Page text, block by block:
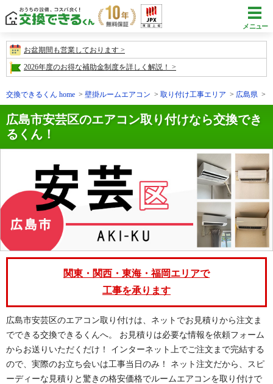
メニュー
お盆期間も営業しております
2026年度のお得な補助金制度を詳しく解説！
交換できるくん home 壁掛ルームエアコン 取り付け工事エリア 広島県
広島市安芸区のエアコン取り付けなら交換でき
るくん！
関東・関西・東海・福岡エリアで
工事を承ります
広島市安芸区のエアコン取り付けは、ネットでお見積りから注文ま
でできる交換できるくんへ。 お見積りは必要な情報を依頼フォーム
からお送りいただくだけ！ インターネット上でご注文まで完結する
ので、実際のお立ち会いは工事当日のみ！ ネット注文だから、スピ
ーディーな見積りと驚きの格安価格でルームエアコンを取り付けで